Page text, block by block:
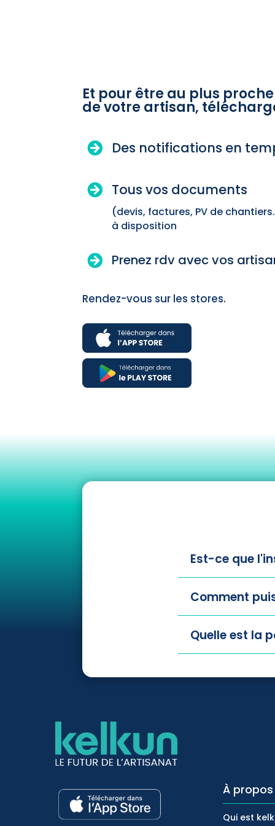
Et pour être au plus proche
de votre artisan,
 Des notifications en
 Tous vos documents
(devis, factures, PV de
à disposition
 Prenez rdv avec vos
Rendez-vous sur les stores.
Est-ce que
Comment
Quelle est la
À propos
Qui est